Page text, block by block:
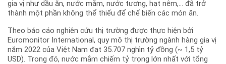
gia vị như dầu ăn, nước mắm, nước tương, hạt nêm,… đã trở
thành một phần không thể thiếu để chế biến các món ăn.
Theo báo cáo nghiên cứu thị trường được thực hiện bởi
Euromonitor International, quy mô thị trường ngành hàng gia vị
năm 2022 của Việt Nam đạt 35.707 nghìn tỷ đồng (~ 1,5 tỷ
USD). Trong đó, nước mắm chiếm tỷ trọng lớn nhất với tổng